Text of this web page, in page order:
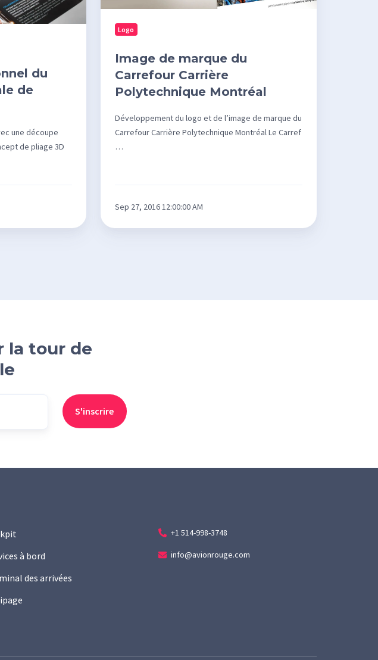
du
de
une découpe
de pliage 3D
Logo
Image de marque du
Carrefour Carrière
Polytechnique Montréal
Développement du logo et de l’image de marque du
Carrefour Carrière Polytechnique Montréal Le Carref
…
Sep 27, 2016 12:00:00 AM
la tour de
à bord
des arrivées
+1 514-998-3748
info@avionrouge.com